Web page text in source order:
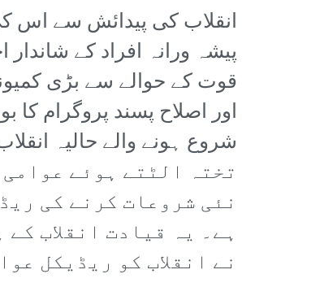
پیشہ ورانہ افراد کے
قوت کے حوالے سے بڑی
تختہ الٹتے ہوئے
ہے۔ یہ قیادت انقلاب
نے انقلاب کو ریڈیکل